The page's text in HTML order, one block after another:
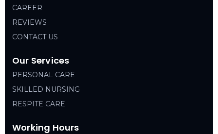
CAREER
REVIEWS
CONTACT US
Our Services
PERSONAL CARE
SKILLED NURSING
RESPITE CARE
Working Hours